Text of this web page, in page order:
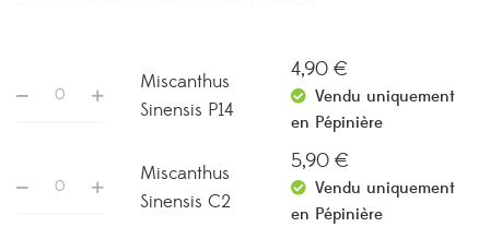
Miscanthus
Sinensis P14
4,90 €
Vendu uniquement
en Pépinière
Miscanthus
Sinensis C2
5,90 €
Vendu uniquement
en Pépinière